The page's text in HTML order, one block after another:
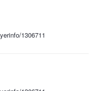
1306711